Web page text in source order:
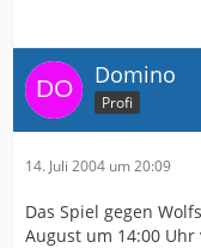
Domino
Profi
14. Juli 2004 um 20:09
Das Spiel gegen
August um 14:00